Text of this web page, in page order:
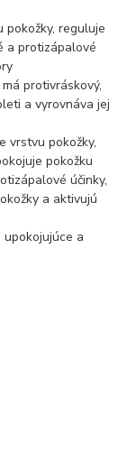
reguluje
a protizápalové
protivráskový,
a vyrovnáva jej
vrstvu pokožky,
pokožku
účinky,
a aktivujú
a